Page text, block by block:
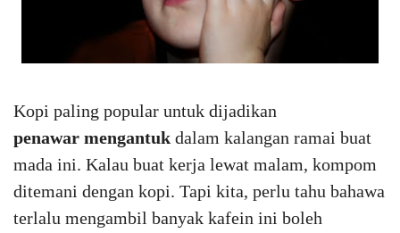
Kopi paling popular untuk dijadikan
penawar mengantuk dalam kalangan ramai buat
mada ini. Kalau buat kerja lewat malam, kompom
ditemani dengan kopi. Tapi kita, perlu tahu bahawa
terlalu mengambil banyak kafein ini boleh